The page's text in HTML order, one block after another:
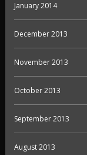
January 2014
December 2013
November 2013
October 2013
September 2013
August 2013